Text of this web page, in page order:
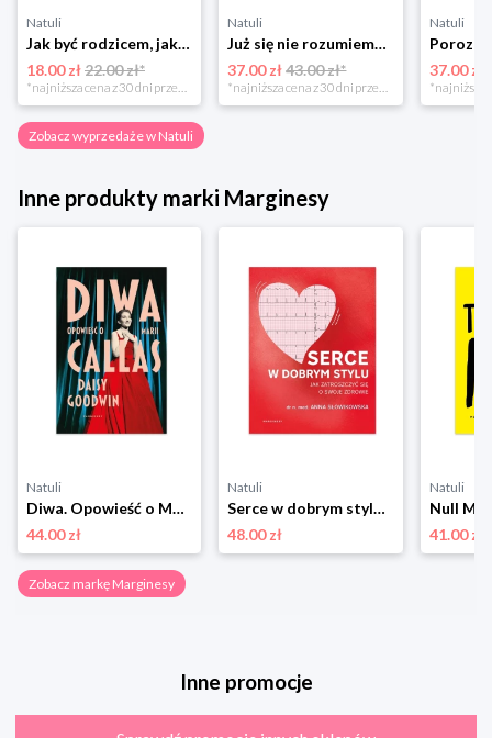
Natuli
Jak być rodzicem, jakim zawsze chciałeś być Media rodzina
18.00 zł22.00 zł*
*najniższa cena z 30 dni przed obniżką
Natuli
Już się nie rozumiemy! Jak przeżyć czas trzaskających drzwi Esprit
37.00 zł 43.00 zł*
*najniższa cena z 30 dni przed obniżką
Natuli
37.00 zł
Zobacz wyprzedaże w Natuli
Inne produkty marki Marginesy
Natuli
Diwa. Opowieść o Marii Callas Marginesy
44.00 zł
Natuli
Serce w dobrym stylu. Jak świadomie zarządzać własnym zdrowiem Marginesy
48.00 zł
Natuli
Null
41.00 zł
Zobacz markę Marginesy
Inne promocje